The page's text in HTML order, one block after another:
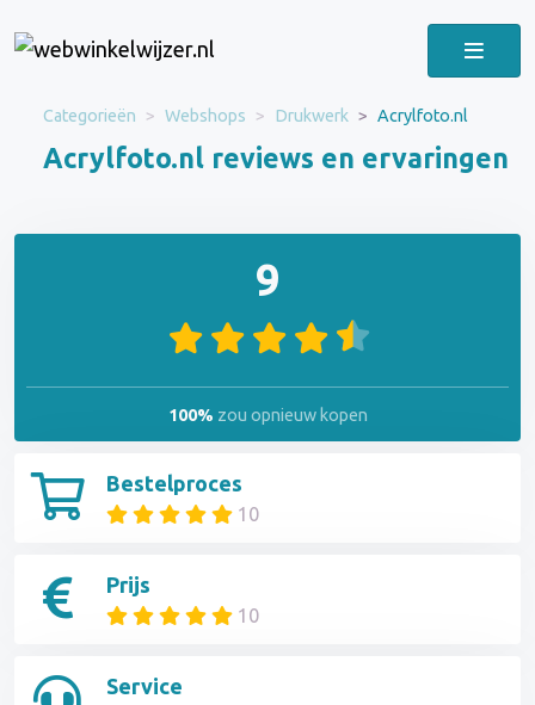
Categorieën Webshops Drukwerk Acrylfoto.nl
Acrylfoto.nl reviews en ervaringen
Bestelproces
10
Prijs
10
Service
9
100% zou opnieuw kopen